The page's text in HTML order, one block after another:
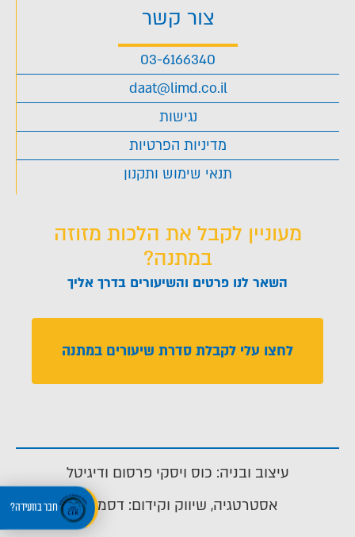
צור קשר
03-6166340
daat@limd.co.il
נגישות
מדיניות הפרטיות
תנאי שימוש ותקנון
מעוניין לקבל את הלכות מזוזה
במתנה?
השאר לנו פרטים והשיעורים בדרך אליך
לחצו עלי לקבלת סדרת שיעורים במתנה
עיצוב ובניה: כוס ויסקי פרסום ודיגיטל
אסטרטגיה, שיווק וקידום: דסמנית
חבר בוועידה?